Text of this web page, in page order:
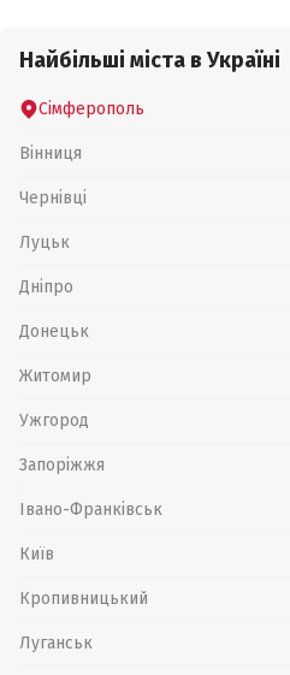
Найбільші міста в Україні
Сімферополь
Вінниця
Чернівці
Луцьк
Дніпро
Донецьк
Житомир
Ужгород
Запоріжжя
Івано-Франківськ
Київ
Кропивницький
Луганськ